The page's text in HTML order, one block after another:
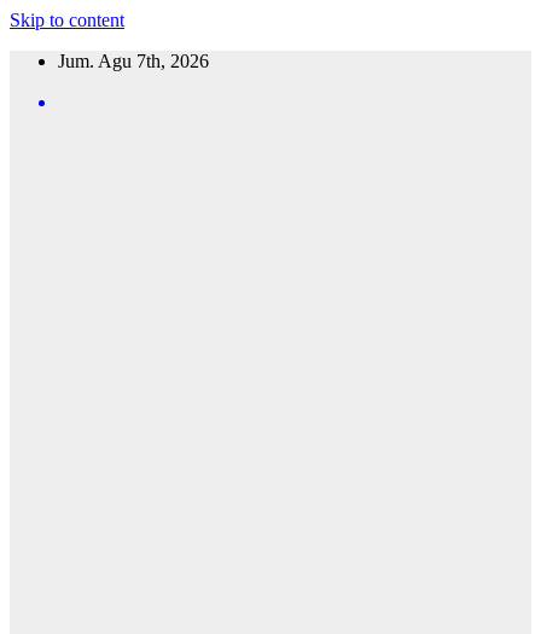
Skip to content
Jum. Agu 7th, 2026